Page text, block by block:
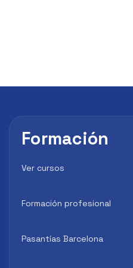
Formación
Ver cursos
Formación profesional
Pasantías Barcelona